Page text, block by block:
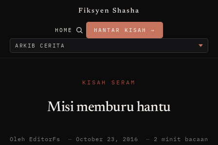
Fiksyen Shasha
HOME HANTAR KISAH →
KISAH SERAM
Misi memburu hantu
Oleh EditorFs — October 23, 2016 — 2 minit bacaan